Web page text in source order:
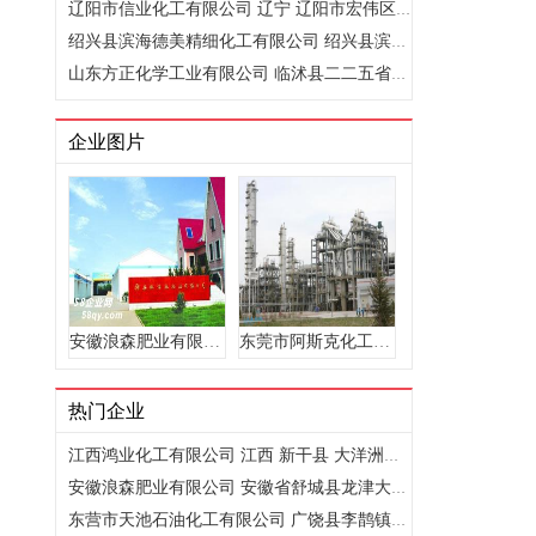
辽阳市信业化工有限公司 辽宁 辽阳市宏伟区 小打白村
绍兴县滨海德美精细化工有限公司 绍兴县滨海工业区中心路
山东方正化学工业有限公司 临沭县二二五省道西
企业图片
安徽浪森肥业有限公司 安徽省舒城县龙津大道468号 东莞市阿斯克化工有限公司 东莞市南城区亨美莞太路81号亨美工..
热门企业
江西鸿业化工有限公司 江西 新干县 大洋洲盐化工业城
安徽浪森肥业有限公司 安徽省舒城县龙津大道468号
东营市天池石油化工有限公司 广饶县李鹊镇南十里村